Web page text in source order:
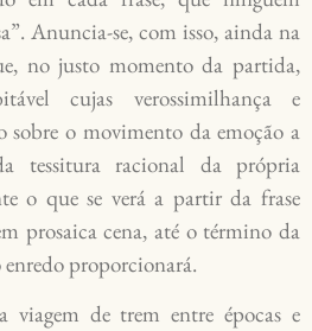
Anuncia-se, com isso, ainda na
no justo momento da partida,
cujas verossimilhança e
sobre o movimento da emoção a
tessitura racional da própria
o que se verá a partir da frase
prosaica cena, até o término da
proporcionará.
viagem de trem entre épocas e